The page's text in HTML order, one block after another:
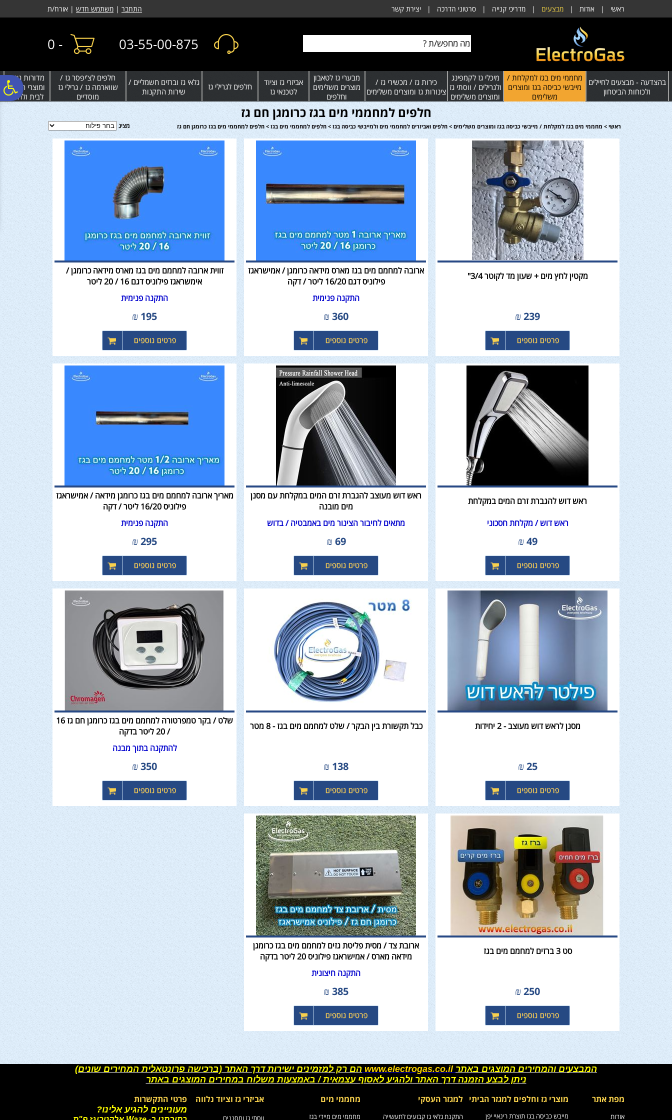
נגישות
אתר
המרכזי
ראשי | אודות | מבצעים | מדריכי קנייה | סרטוני הדרכה | יצירת קשר התחבר | משתמש חדש | אורח/ת
03-55-00-875
-
0
בהצדעה - מבצעים לחיילים
ולכוחות הביטחון
מחממי מים בגז למקלחת /
מייבשי כביסה בגז ומוצרים
משלימים
מיכלי גז לקמפינג
ולגרילים / ווסתי גז
ומוצרים משלימים
כירות גז / מכשירי גז /
צינורות גז ומוצרים משלימים
מבערי גז לטאבון
מוצרים משלימים
וחלפים
אביזרי גז וציוד
לטכנאי גז
חלפים לגרילי גז
גלאי גז וברזים חשמליים /
שירות התקנות
חלפים לצ'יפסר גז /
שווארמה גז / גרילי גז
מוסדיים
מדורות גינה
ומוצרי חימום
לבית ולחצר
חלפים למחממי מים בגז כרומגן חם גז
ראשי > מחממי מים בגז למקלחת / מייבשי כביסה בגז ומוצרים משלימים > חלפים ואביזרים למחממי מים ולמייבשי כביסה בגז > חלפים למחממי מים בגז > חלפים למחממי מים בגז כרומגן חם גז מציג
מקטין לחץ מים + שעון מד לקוטר 3/4"
239
₪
ארובה למחמם מים בגז מארס מידאה כרומגן / אמישראגז
פילוניס דגם 16/20 ליטר / דקה
התקנה פנימית
360
₪
זווית ארובה למחמם מים בגז מארס מידאה כרומגן /
אימשראגז פילוניס דגם 16 / 20 ליטר
התקנה פנימית
195
₪
ראש דוש להגברת זרם המים במקלחת
ראש דוש / מקלחת חסכוני
49
₪
ראש דוש מעוצב להגברת זרם המים במקלחת עם מסנן
מים מובנה
​​​​​​​מתאים לחיבור הצינור מים באמבטיה / בדוש
69
₪
מאריך ארובה למחמם מים בגז כרומגן מידאה / אמישראגז
פילוניס 16/20 ליטר / דקה
התקנה פנימית
295
₪
מסנן לראש דוש מעוצב - 2 יחידות
25
₪
כבל תקשורת בין הבקר / שלט למחמם מים בגז - 8 מטר
138
₪
שלט / בקר טמפרטורה למחמם מים בגז כרומגן חם גז 16
/ 20 ליטר בדקה
להתקנה בתוך מבנה
350
₪
סט 3 ברזים למחמם מים בגז
250
₪
ארובת צד / מסית פליטת גזים למחמם מים בגז כרומגן
מידאה מארס / אמישראגז פילוניס 20 ליטר בדקה
התקנה חיצונית
385
₪
המבצעים והמחירים המוצגים באתר www.electrogas.co.il הם רק למזמינים ישירות דרך האתר (ברכישה פרונטאלית המחירים שונים)
ניתן לבצע הזמנה דרך האתר ולהגיע לאסוף עצמאית / באמצעות משלוח במחירים המוצגים באתר
מפת אתר מוצרי גז וחלפים למגזר הביתי למגזר העסקי מחממי מים אביזרי גז וציוד נלווה פרטי התקשרות
אודות מייבש כביסה בגז תוצרת רינאיי יפן התקנת גלאי גז קבועים לתעשייה מחממי מים מיידי בגז ווסתי גז ומסננים
מעוניינים להגיע אלינו?